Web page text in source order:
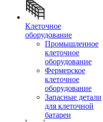
Клеточное
оборудование
Промышленное
клеточное
оборудование
Фермерское
клеточное
оборудование
Запасные детали
для клеточной
батареи